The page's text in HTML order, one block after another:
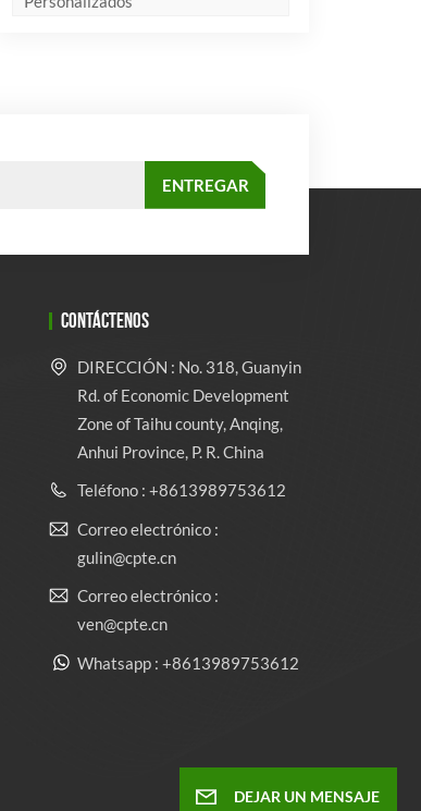
CONTÁCTENOS
DIRECCIÓN : No. 318, Guanyin
Rd. of Economic Development
Zone of Taihu county, Anqing,
Anhui Province, P. R. China
Teléfono : +8613989753612
Correo electrónico :
gulin@cpte.cn
Correo electrónico :
ven@cpte.cn
Whatsapp : +8613989753612
DEJAR UN MENSAJE